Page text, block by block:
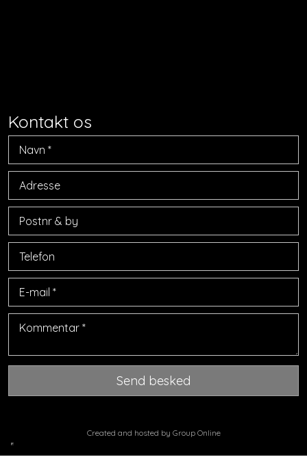
​Kontakt os​
Created and hosted by Group Online